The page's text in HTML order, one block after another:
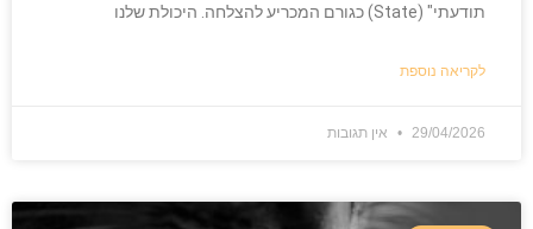
תודעתי" (State) כגורם המכריע להצלחה. היכולת שלנו
לקריאה נוספת
29/04/2026 אין תגובות